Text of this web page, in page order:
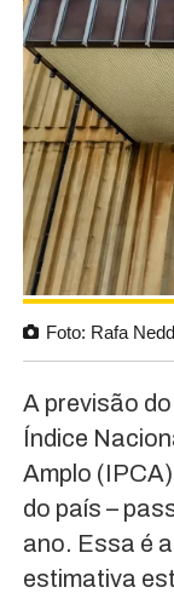
Foto: Rafa
A previsão
Índice
Amplo
do país –
ano. Essa é
estimativa